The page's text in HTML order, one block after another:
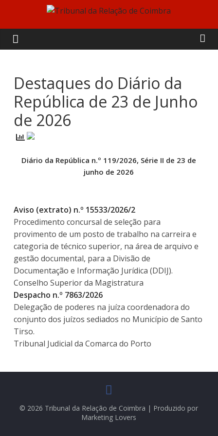
content
Tribunal
da
Relação
de
Coimbra
Destaques do Diário da
República de 23 de Junho
de 2026
Diário da República n.º 119/2026, Série II de 23 de
junho de 2026
Aviso (extrato) n.º 15533/2026/2
Procedimento concursal de seleção para
provimento de um posto de trabalho na carreira e
categoria de técnico superior, na área de arquivo e
gestão documental, para a Divisão de
Documentação e Informação Jurídica (DDIJ).
Conselho Superior da Magistratura
Despacho n.º 7863/2026
Delegação de poderes na juíza coordenadora do
conjunto dos juízos sediados no Município de Santo
Tirso.
Tribunal Judicial da Comarca do Porto
© 2026 Tribunal da Relação de Coimbra | Produzido por
Marketing Lovers